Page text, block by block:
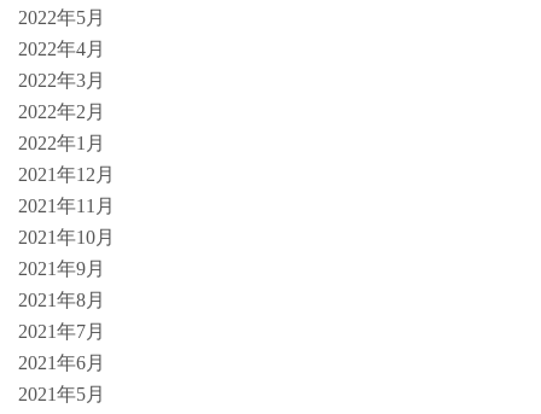
2022年5月
2022年4月
2022年3月
2022年2月
2022年1月
2021年12月
2021年11月
2021年10月
2021年9月
2021年8月
2021年7月
2021年6月
2021年5月